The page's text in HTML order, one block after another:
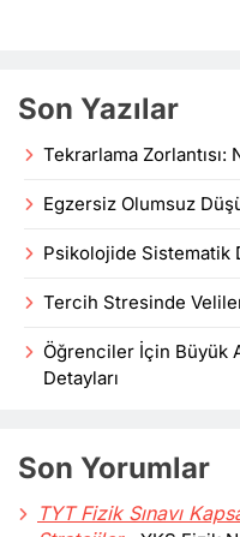
Son Yazılar
Tekrarlama Zorlantısı:
Egzersiz Olumsuz
Psikolojide Sistematik
Tercih Stresinde
Öğrenciler İçin Büyük
Detayları
Son Yorumlar
TYT Fizik Sınavı